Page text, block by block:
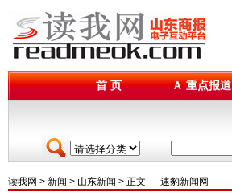
首 页 Ａ 重点报道
读我网 > 新闻 > 山东新闻 > 正文 速豹新闻网